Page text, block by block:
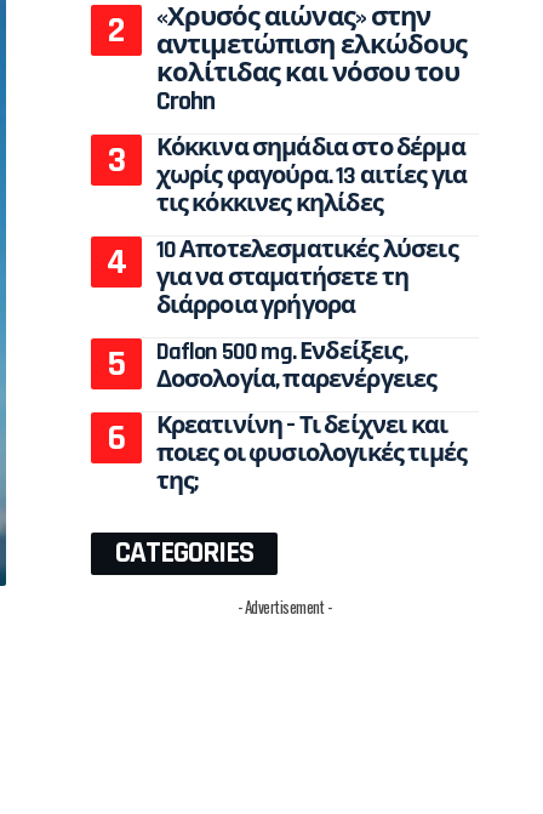
«Χρυσός αιώνας» στην
αντιμετώπιση ελκώδους
κολίτιδας και νόσου του
Crohn
Κόκκινα σημάδια στο δέρμα
χωρίς φαγούρα. 13 αιτίες για
τις κόκκινες κηλίδες
10 Αποτελεσματικές λύσεις
για να σταματήσετε τη
διάρροια γρήγορα
Daflon 500 mg. Ενδείξεις,
Δοσολογία, παρενέργειες
Κρεατινίνη – Τι δείχνει και
ποιες οι φυσιολογικές τιμές
της;
CATEGORIES
- Advertisement -